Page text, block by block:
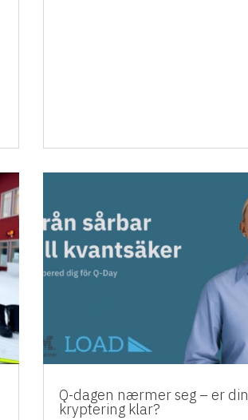
Q-dagen nærmer seg – er din
kryptering klar?